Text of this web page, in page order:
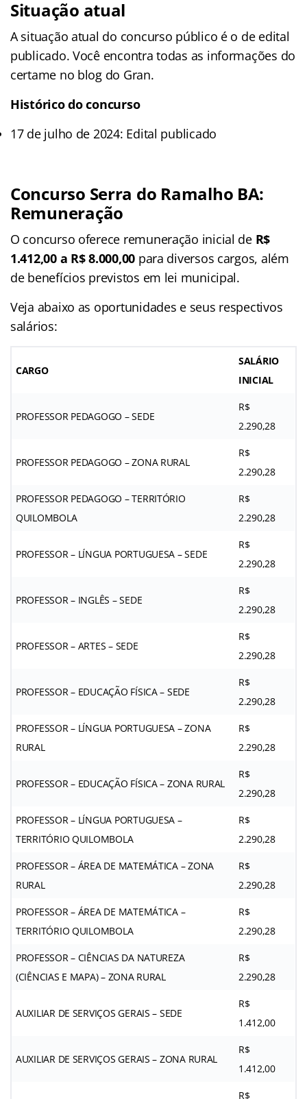
Situação atual
A situação atual do concurso público é o de edital
publicado. Você encontra todas as informações do
certame no blog do Gran.
Histórico do concurso
17 de julho de 2024: Edital publicado
Concurso Serra do Ramalho BA:
Remuneração
O concurso oferece remuneração inicial de R$
1.412,00 a R$ 8.000,00 para diversos cargos, além
de benefícios previstos em lei municipal.
Veja abaixo as oportunidades e seus respectivos
salários:
CARGO
SALÁRIO
INICIAL
PROFESSOR PEDAGOGO – SEDE
R$
2.290,28
PROFESSOR PEDAGOGO – ZONA RURAL
R$
2.290,28
PROFESSOR PEDAGOGO – TERRITÓRIO
QUILOMBOLA
R$
2.290,28
PROFESSOR – LÍNGUA PORTUGUESA – SEDE
R$
2.290,28
PROFESSOR – INGLÊS – SEDE
R$
2.290,28
PROFESSOR – ARTES – SEDE
R$
2.290,28
PROFESSOR – EDUCAÇÃO FÍSICA – SEDE
R$
2.290,28
PROFESSOR – LÍNGUA PORTUGUESA – ZONA
RURAL
R$
2.290,28
PROFESSOR – EDUCAÇÃO FÍSICA – ZONA RURAL
R$
2.290,28
PROFESSOR – LÍNGUA PORTUGUESA –
TERRITÓRIO QUILOMBOLA
R$
2.290,28
PROFESSOR – ÁREA DE MATEMÁTICA – ZONA
RURAL
R$
2.290,28
PROFESSOR – ÁREA DE MATEMÁTICA –
TERRITÓRIO QUILOMBOLA
R$
2.290,28
PROFESSOR – CIÊNCIAS DA NATUREZA
(CIÊNCIAS E MAPA) – ZONA RURAL
R$
2.290,28
AUXILIAR DE SERVIÇOS GERAIS – SEDE
R$
1.412,00
AUXILIAR DE SERVIÇOS GERAIS – ZONA RURAL
R$
1.412,00
R$